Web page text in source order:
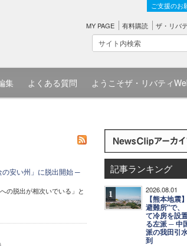
ご支援のお
MY PAGE 有料購読 ザ・リバ
集 よくある質問 ようこそザ・リバティ
の安い州」に脱出開始 ─
の脱出が相次いでいる」と
記事ランキング
1 2026.08.01
【熊本地震
避難所"で、
て冷房を設
る左派 ─ 中
派の我田引
到